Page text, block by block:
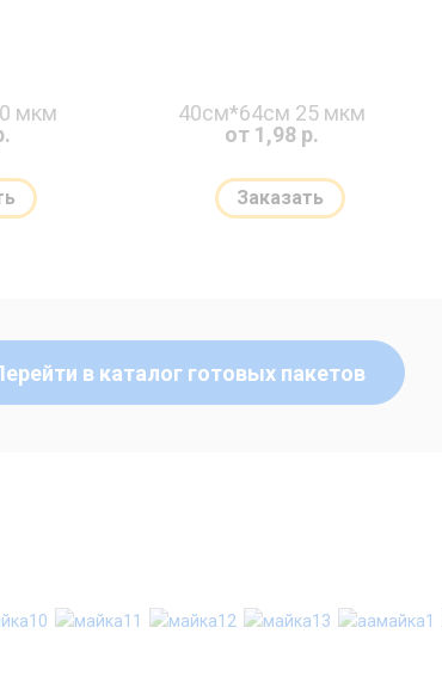
мкм
40см*64см 25 мкм
от 1,98 р.
Заказать
в каталог готовых пакетов